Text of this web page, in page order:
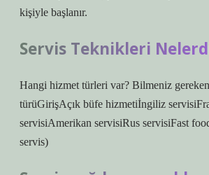
kişiyle başlanır.
Servis Teknikleri
Hangi hizmet türleri var? Bilmeniz
türüGirişAçık büfe hizmetiİngiliz
servisiAmerikan servisiRus servisiFast
servis)